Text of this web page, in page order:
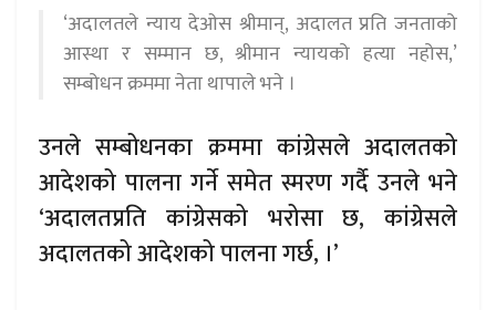
‘अदालतले न्याय देओस श्रीमान्, अदालत प्रति जनताको
आस्था र सम्मान छ, श्रीमान न्यायको हत्या नहोस,’
सम्बोधन क्रममा नेता थापाले भने ।
उनले सम्बोधनका क्रममा कांग्रेसले अदालतको
आदेशको पालना गर्ने समेत स्मरण गर्दै उनले भने
‘अदालतप्रति कांग्रेसको भरोसा छ, कांग्रेसले
अदालतको आदेशको पालना गर्छ, ।’